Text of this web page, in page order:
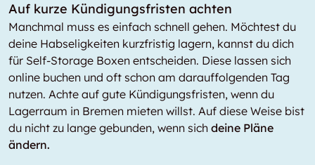
Auf kurze Kündigungsfristen achten
Manchmal muss es einfach schnell gehen. Möchtest du
deine Habseligkeiten kurzfristig lagern, kannst du dich
für Self-Storage Boxen entscheiden. Diese lassen sich
online buchen und oft schon am darauffolgenden Tag
nutzen. Achte auf gute Kündigungsfristen, wenn du
Lagerraum in Bremen mieten willst. Auf diese Weise bist
du nicht zu lange gebunden, wenn sich deine Pläne
ändern.